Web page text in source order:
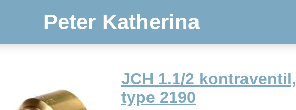
Peter Katherina
JCH 1.1/2 kontraventil,
type 2190